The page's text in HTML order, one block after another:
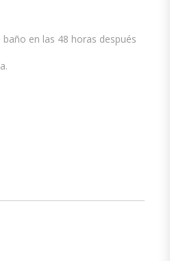
en las 48 horas después